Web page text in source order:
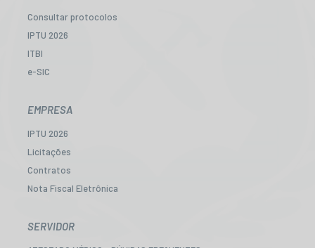
Consultar protocolos
IPTU 2026
ITBI
e-SIC
Legislação
EMPRESA
IPTU 2026
Licitações
Contratos
Nota Fiscal Eletrônica
Transparência
SERVIDOR